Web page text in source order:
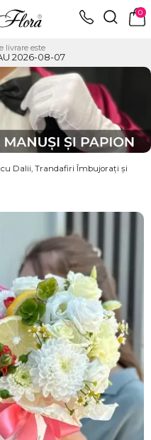
0
livrare este
2026-08-07
Dalii, Trandafiri Îmbujorați și